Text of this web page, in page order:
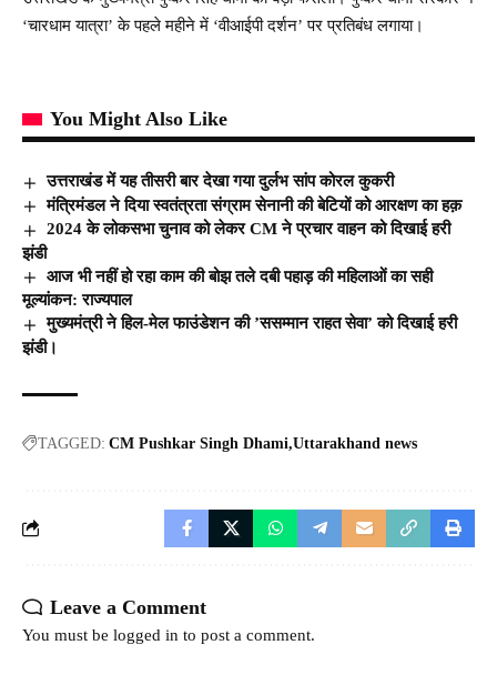
‘चारधाम यात्रा’ के पहले महीने में ‘वीआईपी दर्शन’ पर प्रतिबंध लगाया।
You Might Also Like
उत्तराखंड में यह तीसरी बार देखा गया दुर्लभ सांप कोरल कुकरी
मंत्रिमंडल ने दिया स्वतंत्रता संग्राम सेनानी की बेटियों को आरक्षण का हक़
2024 के लोकसभा चुनाव को लेकर CM ने प्रचार वाहन को दिखाई हरी
झंडी
आज भी नहीं हो रहा काम की बोझ तले दबी पहाड़ की महिलाओं का सही
मूल्यांकन: राज्यपाल
मुख्यमंत्री ने हिल-मेल फाउंडेशन की ’ससम्मान राहत सेवा’ को दिखाई हरी
झंडी।
TAGGED: CM Pushkar Singh Dhami Uttarakhand news
Leave a Comment
You must be logged in to post a comment.